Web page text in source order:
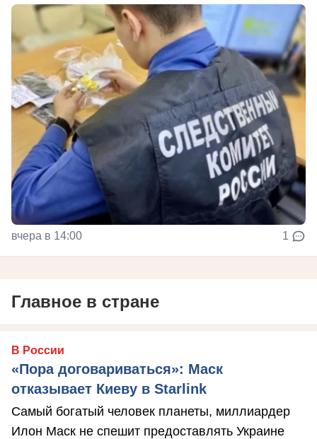
вчера в 14:00 1
Главное в стране
В России
«Пора договариваться»: Маск
отказывает Киеву в Starlink
Самый богатый человек планеты, миллиардер
Илон Маск не спешит предоставлять Украине